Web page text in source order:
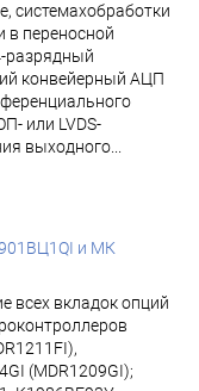
системахобработки
в переносной
разрядный
конвейерный АЦП
или LVDS-
выходного...
и МК
всех вкладок опций
(MDR1209GI);